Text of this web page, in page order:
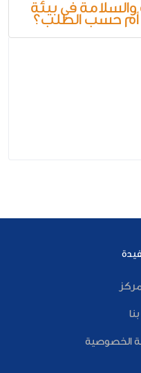
في بيئة
حسب الطلب؟
الخصوصية